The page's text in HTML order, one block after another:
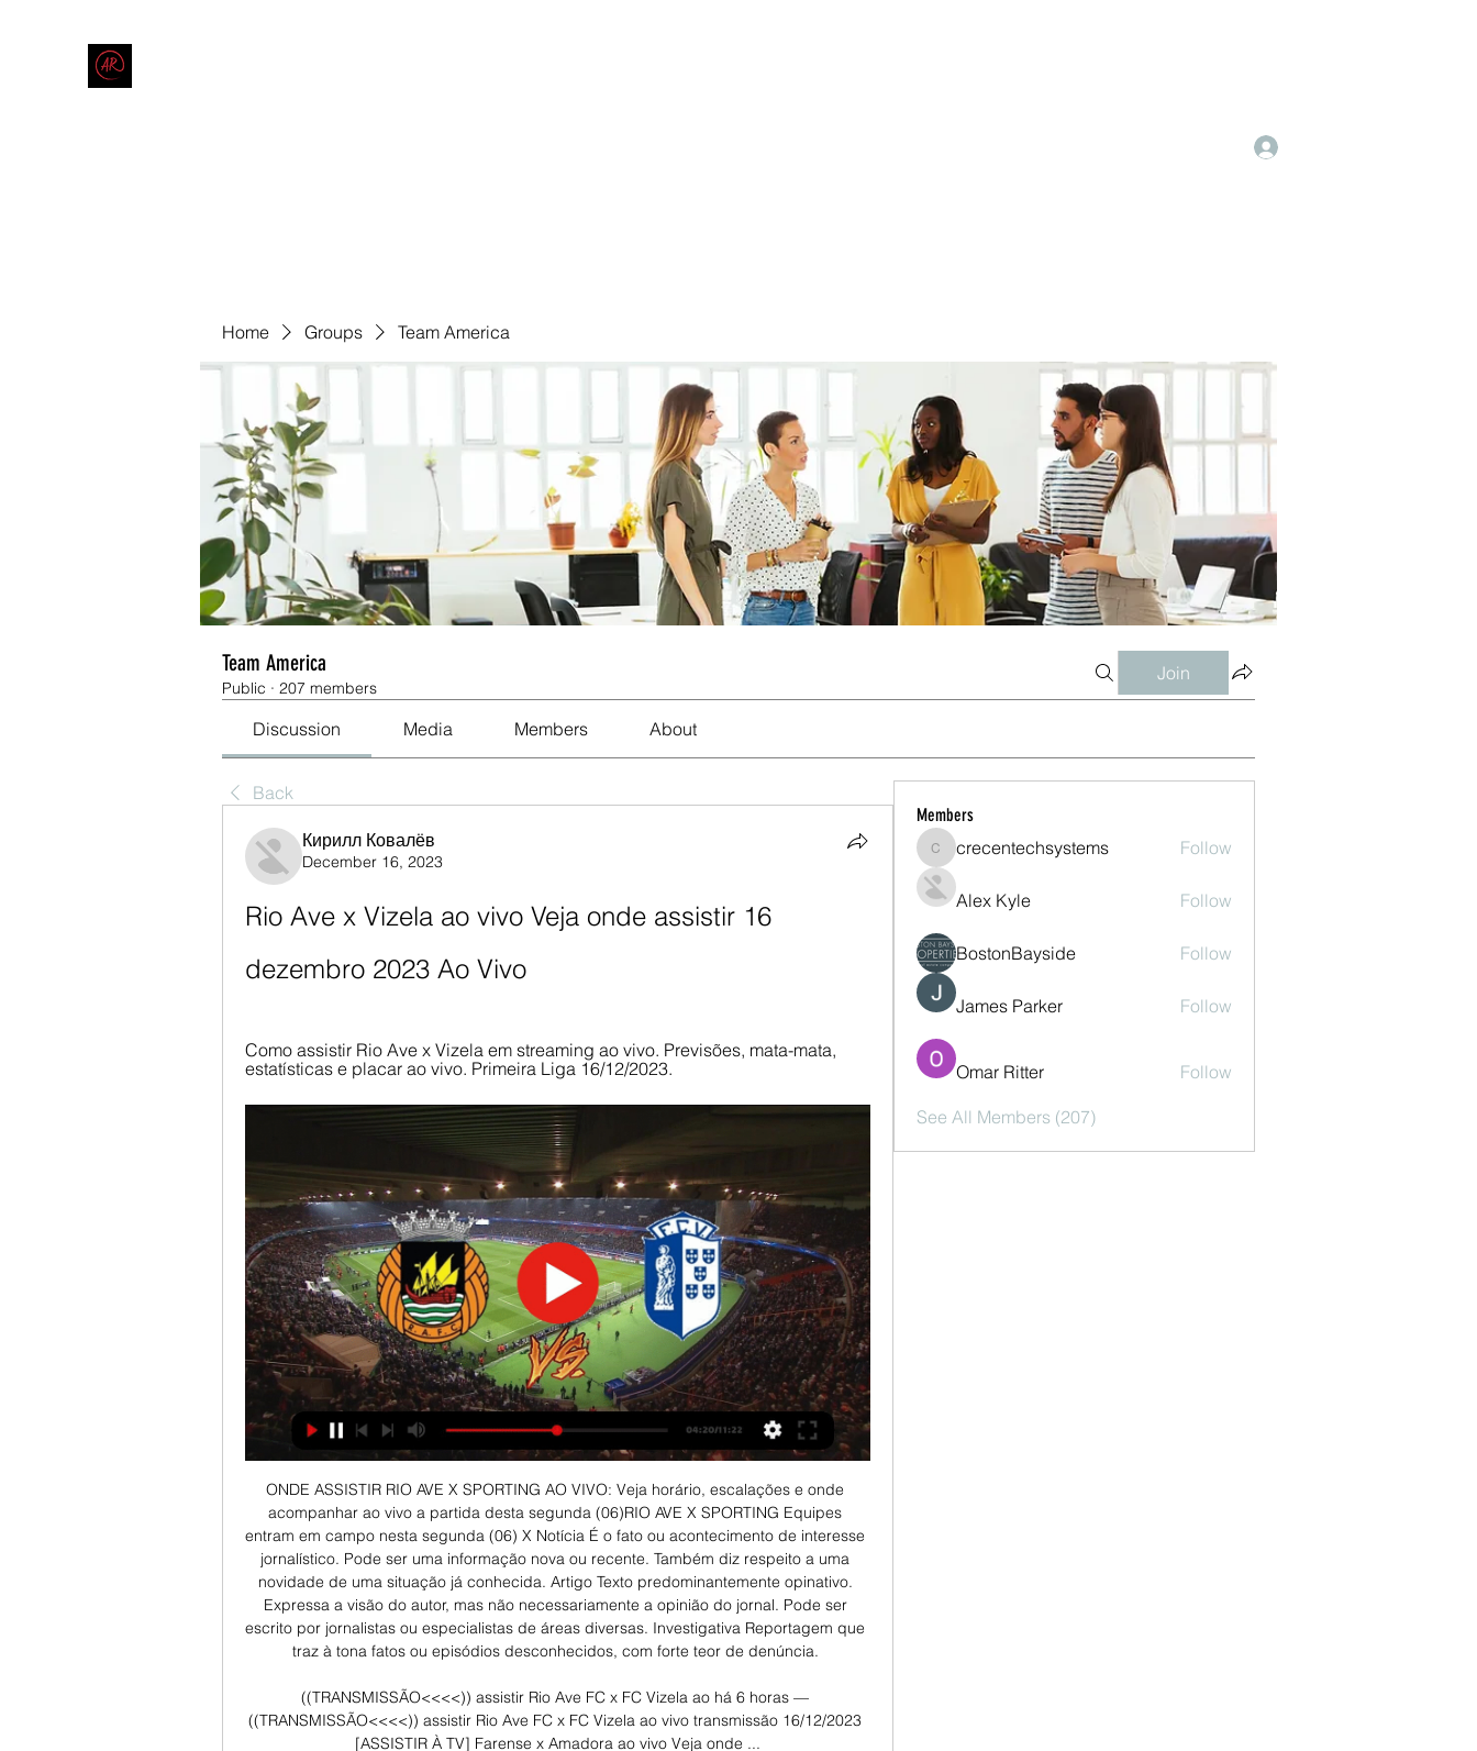
Home Groups Team America
Team America
Public · 207 members
Join
Discussion Media Members About
Back
Кирилл Ковалёв
December 16, 2023
Rio Ave x Vizela ao vivo Veja onde assistir 16
dezembro 2023 Ao Vivo
Como assistir Rio Ave x Vizela em streaming ao vivo. Previsões, mata-mata,
estatísticas e placar ao vivo. Primeira Liga 16/12/2023.
ONDE ASSISTIR RIO AVE X SPORTING AO VIVO: Veja horário, escalações e onde
acompanhar ao vivo a partida desta segunda (06)RIO AVE X SPORTING Equipes
entram em campo nesta segunda (06) X Notícia É o fato ou acontecimento de interesse
jornalístico. Pode ser uma informação nova ou recente. Também diz respeito a uma
novidade de uma situação já conhecida. Artigo Texto predominantemente opinativo.
Expressa a visão do autor, mas não necessariamente a opinião do jornal. Pode ser
escrito por jornalistas ou especialistas de áreas diversas. Investigativa Reportagem que
traz à tona fatos ou episódios desconhecidos, com forte teor de denúncia.
((TRANSMISSÃO<<<<)) assistir Rio Ave FC x FC Vizela ao há 6 horas —
((TRANSMISSÃO<<<<)) assistir Rio Ave FC x FC Vizela ao vivo transmissão 16/12/2023
[ASSISTIR À TV] Farense x Amadora ao vivo Veja onde ...
Members
crecentechsystems
crecentechsystems Follow
Alex Kyle Follow
BostonBayside Follow
James Parker Follow
Omar Ritter Follow
See All Members (207)